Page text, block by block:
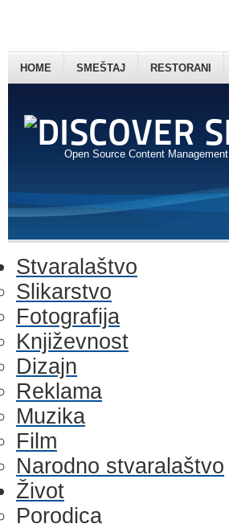
Open Source Content Management
HOME SMEŠTAJ RESTORANI
Stvaralaštvo
Slikarstvo
Fotografija
Književnost
Dizajn
Reklama
Muzika
Film
Narodno stvaralaštvo
Život
Porodica